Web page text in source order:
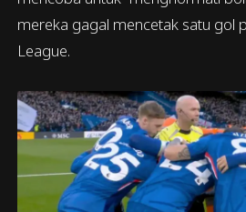
mereka gagal mencetak satu gol
League.